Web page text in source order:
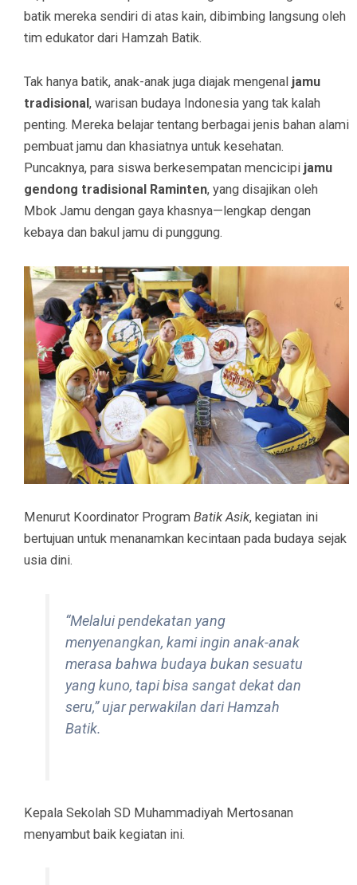
batik mereka sendiri di atas kain, dibimbing langsung oleh
tim edukator dari Hamzah Batik.
Tak hanya batik, anak-anak juga diajak mengenal jamu
tradisional , warisan budaya Indonesia yang tak kalah
penting. Mereka belajar tentang berbagai jenis bahan alami
pembuat jamu dan khasiatnya untuk kesehatan.
Puncaknya, para siswa berkesempatan mencicipi jamu
gendong tradisional Raminten, yang disajikan oleh
Mbok Jamu dengan gaya khasnya—lengkap dengan
kebaya dan bakul jamu di punggung.
Menurut Koordinator Program Batik Asik, kegiatan ini
bertujuan untuk menanamkan kecintaan pada budaya sejak
usia dini.
“Melalui pendekatan yang
menyenangkan, kami ingin anak-anak
merasa bahwa budaya bukan sesuatu
yang kuno, tapi bisa sangat dekat dan
seru,” ujar perwakilan dari Hamzah
Batik.
Kepala Sekolah SD Muhammadiyah Mertosanan
menyambut baik kegiatan ini.